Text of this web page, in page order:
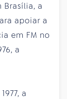
Brasília, a
apoiar a
em FM no
a
a